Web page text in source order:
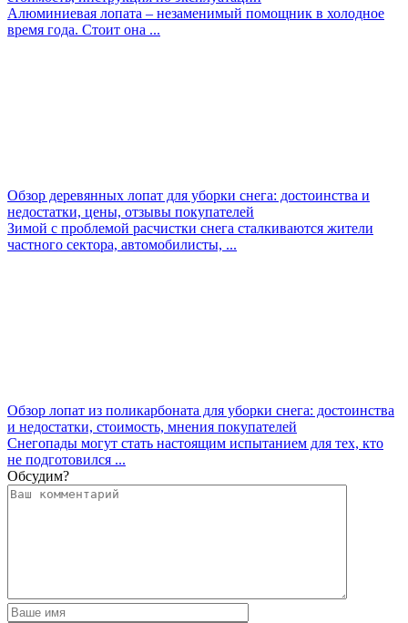
Алюминиевая лопата – незаменимый помощник в холодное
время года. Стоит она ...
Обзор деревянных лопат для уборки снега: достоинства и
недостатки, цены, отзывы покупателей
Зимой с проблемой расчистки снега сталкиваются жители
частного сектора, автомобилисты, ...
Обзор лопат из поликарбоната для уборки снега: достоинства
и недостатки, стоимость, мнения покупателей
Снегопады могут стать настоящим испытанием для тех, кто
не подготовился ...
Обсудим?